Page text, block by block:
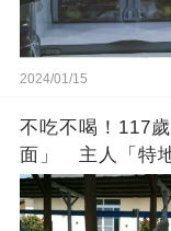
2024/01/15
不吃不喝！117
面」 主人「特
找個好人家